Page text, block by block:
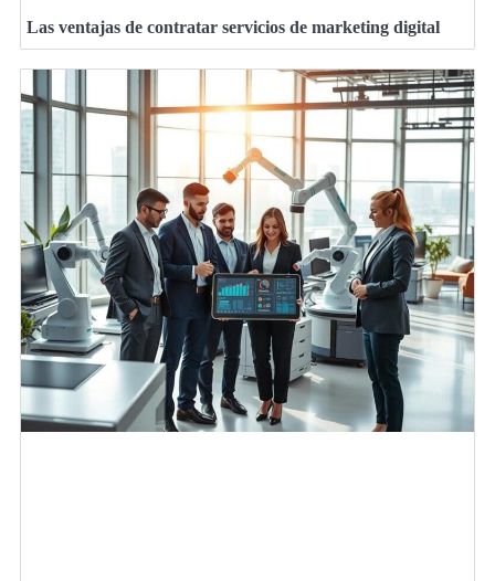
Las ventajas de contratar servicios de marketing digital